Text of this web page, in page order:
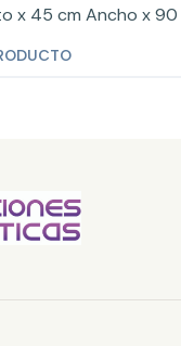
x 45 cm Ancho x 90